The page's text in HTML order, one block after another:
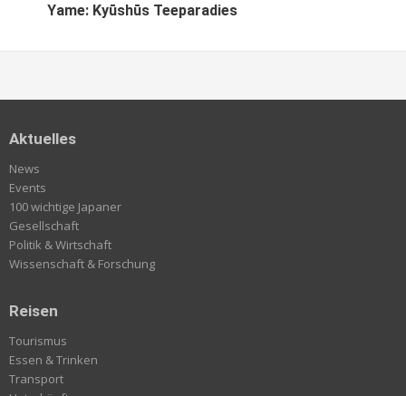
Yame: Kyūshūs Teeparadies
Aktuelles
News
Events
100 wichtige Japaner
Gesellschaft
Politik & Wirtschaft
Wissenschaft & Forschung
Reisen
Tourismus
Essen & Trinken
Transport